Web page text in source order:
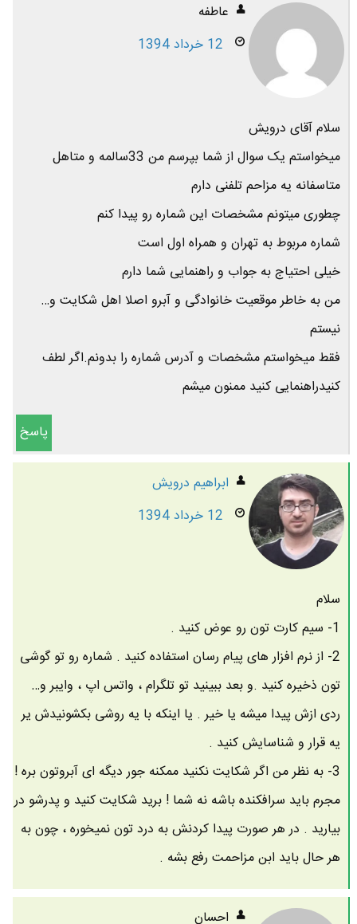
عاطفه
12 خرداد 1394
سلام آقای درویش
میخواستم یک سوال از شما بپرسم من 33سالمه و متاهل
متاسفانه یه مزاحم تلفنی دارم
چطوری میتونم مشخصات این شماره رو پیدا کنم
شماره مربوط به تهران و همراه اول است
خیلی احتیاج به جواب و راهنمایی شما دارم
من به خاطر موقعیت خانوادگی و آبرو اصلا اهل شکایت و…
نیستم
فقط میخواستم مشخصات و آدرس شماره را بدونم.اگر لطف
کنیدراهنمایی کنید ممنون میشم
پاسخ
ابراهیم درویش
12 خرداد 1394
سلام
1- سیم کارت تون رو عوض کنید .
2- از نرم افزار های پیام رسان استفاده کنید . شماره رو تو گوشی
تون ذخیره کنید .و بعد ببینید تو تلگرام ، واتس اپ ، وایبر و…
ردی ازش پیدا میشه یا خیر . یا اینکه با یه روشی بکشونیدش یر
یه قرار و شناسایش کنید .
3- به نظر من اگر شکایت نکنید ممکنه جور دیگه ای آبروتون بره !
مجرم باید سرافکنده باشه نه شما ! برید شکایت کنید و پدرشو در
بیارید . در هر صورت پیدا کردنش به درد تون نمیخوره ، چون به
هر حال باید ابن مزاحمت رفع بشه .
احسان